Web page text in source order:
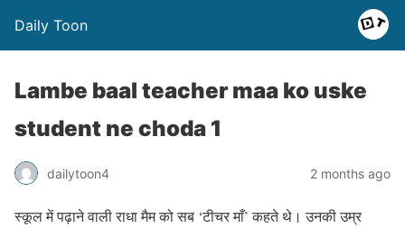
Daily Toon
Lambe baal teacher maa ko uske
student ne choda 1
dailytoon4 2 months ago
स्कूल में पढ़ाने वाली राधा मैम को सब ‘टीचर माँ’ कहते थे। उनकी उम्र